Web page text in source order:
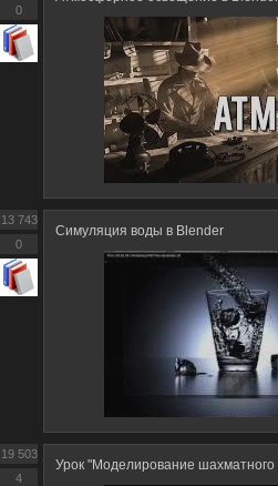
0
Симуляция воды в Blender
13 743
0
Урок "Моделирование
19 503
4